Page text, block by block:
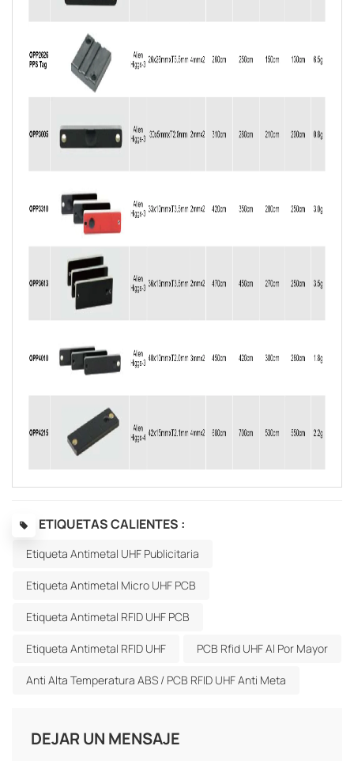
ETIQUETAS CALIENTES :
Etiqueta Antimetal UHF Publicitaria
Etiqueta Antimetal Micro UHF PCB
Etiqueta Antimetal RFID UHF PCB
Etiqueta Antimetal RFID UHF PCB Rfid UHF Al Por Mayor
Anti Alta Temperatura ABS / PCB RFID UHF Anti Meta
DEJAR UN MENSAJE